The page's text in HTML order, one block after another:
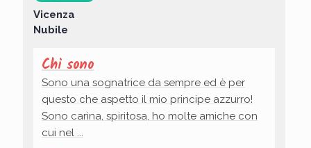
Vicenza
Nubile
Chi sono
Sono una sognatrice da sempre ed è per
questo che aspetto il mio principe azzurro!
Sono carina, spiritosa, ho molte amiche con
cui nel ...